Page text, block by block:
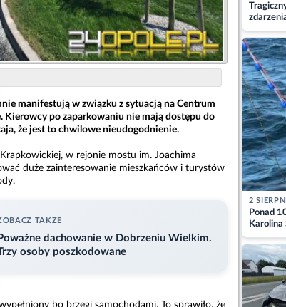
manifestują w związku z sytuacją na Centrum
Kierowcy po zaparkowaniu nie mają dostępu do
że jest to chwilowe nieudogodnienie.
w rejonie mostu im. Joachima
duże zainteresowanie mieszkańców i turystów
TAKZE
Poważne dachowanie w Dobrzeniu Wielkim.
osoby poszkodowane
bo brzegi samochodami. To sprawiło, że
2
Ponad
Karolina
przez